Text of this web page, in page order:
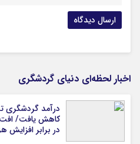
اخبار لحظه‌ای دنیای گردشگری
در برابر افزایش